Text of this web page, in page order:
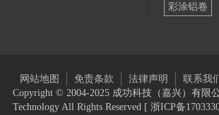
彩涂铝卷
网站地图 免责条款 法律声明
联系我
Copyright © 2004-2025 成功科技（嘉兴）有限
Technology All Rights Reserved [ 浙ICP备